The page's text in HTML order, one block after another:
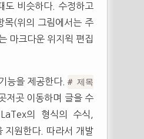
도 비슷하다. 수정하고
목(위의 그림에서는 주
마크다운 위지윅 편집
능을 제공한다. # 제목
저곳 이동하며 글을 수
의 형식의 수식,
지원한다. 따라서 개발